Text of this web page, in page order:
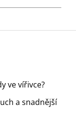
ve vířivce?
a snadnější